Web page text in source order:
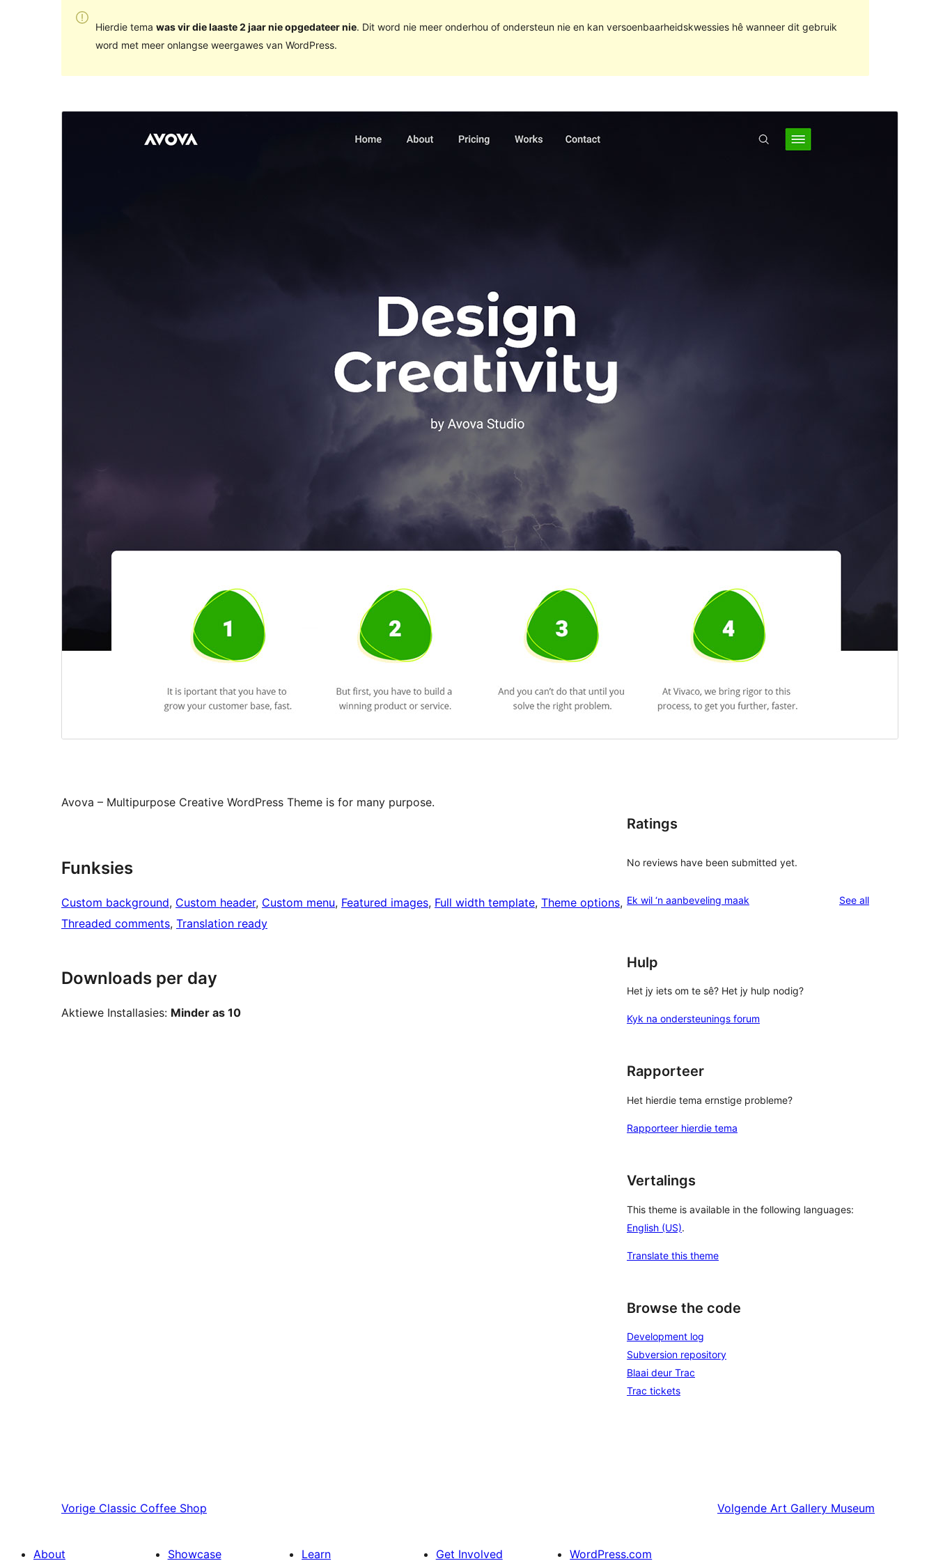
Hierdie tema was vir die laaste 2 jaar nie opgedateer nie. Dit word nie meer onderhou of ondersteun nie en kan versoenbaarheidskwessies hê wanneer dit gebruik
word met meer onlangse weergawes van WordPress.
Avova – Multipurpose Creative WordPress Theme is for many purpose.
Funksies
Custom background, Custom header, Custom menu, Featured images, Full width template, Theme options
Threaded comments, Translation ready
Downloads per day
Aktiewe Installasies: Minder as 10
Ratings
No reviews have been submitted yet.
Ek wil ‘n aanbeveling maak See allreviews
Hulp
Het jy iets om te sê? Het jy hulp nodig?
Kyk na ondersteunings forum
Rapporteer
Het hierdie tema ernstige probleme?
Rapporteer hierdie tema
Vertalings
This theme is available in the following languages:
English (US).
Translate this theme
Browse the code
Development log
Subversion repository
Blaai deur Trac
Trac tickets
Vorige Classic Coffee Shop Volgende Art Gallery Museum
About Showcase Learn Get Involved WordPress.com